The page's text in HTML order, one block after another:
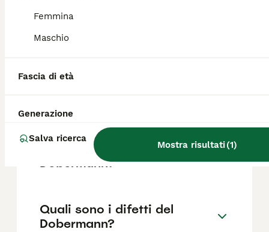
Femmina
Maschio
Fascia di età
Generazione
Salva ricerca
Mostra risultati(1)
bambini?
Quanti anni campa un
Dobermann?
Quali sono i difetti del
Dobermann?